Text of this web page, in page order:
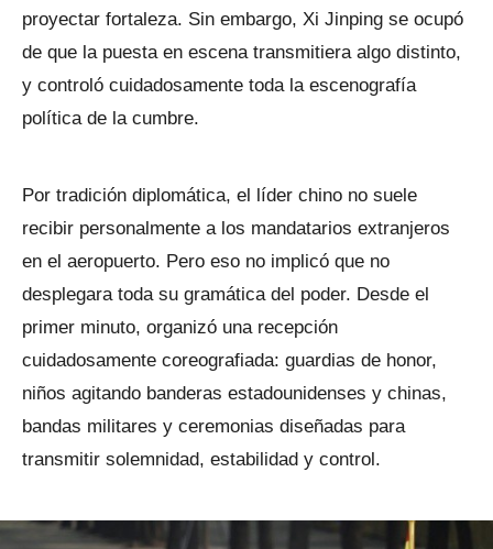
proyectar fortaleza. Sin embargo, Xi Jinping se ocupó
de que la puesta en escena transmitiera algo distinto,
y controló cuidadosamente toda la escenografía
política de la cumbre.
Por tradición diplomática, el líder chino no suele
recibir personalmente a los mandatarios extranjeros
en el aeropuerto. Pero eso no implicó que no
desplegara toda su gramática del poder. Desde el
primer minuto, organizó una recepción
cuidadosamente coreografiada: guardias de honor,
niños agitando banderas estadounidenses y chinas,
bandas militares y ceremonias diseñadas para
transmitir solemnidad, estabilidad y control.